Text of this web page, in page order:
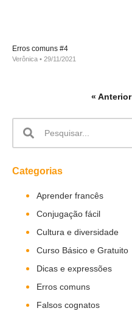
Erros comuns #4
Verônica 29/11/2021
« Anterior
Categorias
Aprender francês
Conjugação fácil
Cultura e diversidade
Curso Básico e Gratuito
Dicas e expressões
Erros comuns
Falsos cognatos